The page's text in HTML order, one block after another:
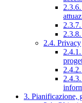
2.4. Privacy
3. Pianificazione,